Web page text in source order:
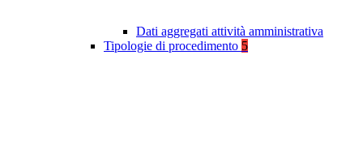
Dati aggregati attività amministrativa
Tipologie di procedimento 5